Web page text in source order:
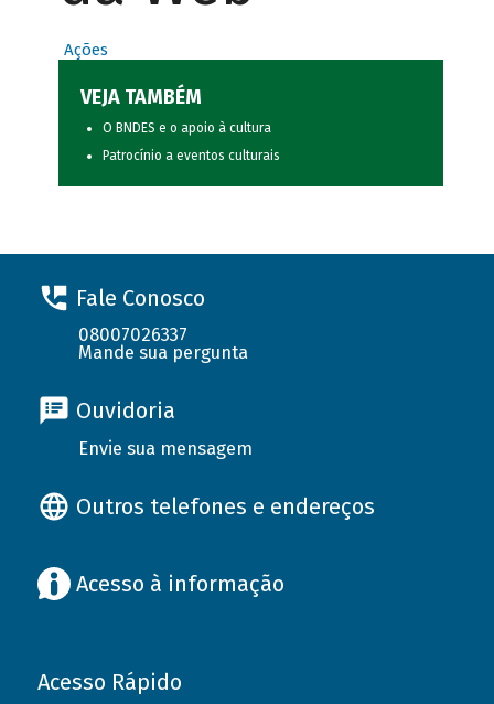
Ações
VEJA TAMBÉM
O BNDES e o apoio à cultura
Patrocínio a eventos culturais
Fale Conosco
08007026337
Mande sua pergunta
Ouvidoria
Envie sua mensagem
Outros telefones e endereços
Acesso à informação
Acesso Rápido